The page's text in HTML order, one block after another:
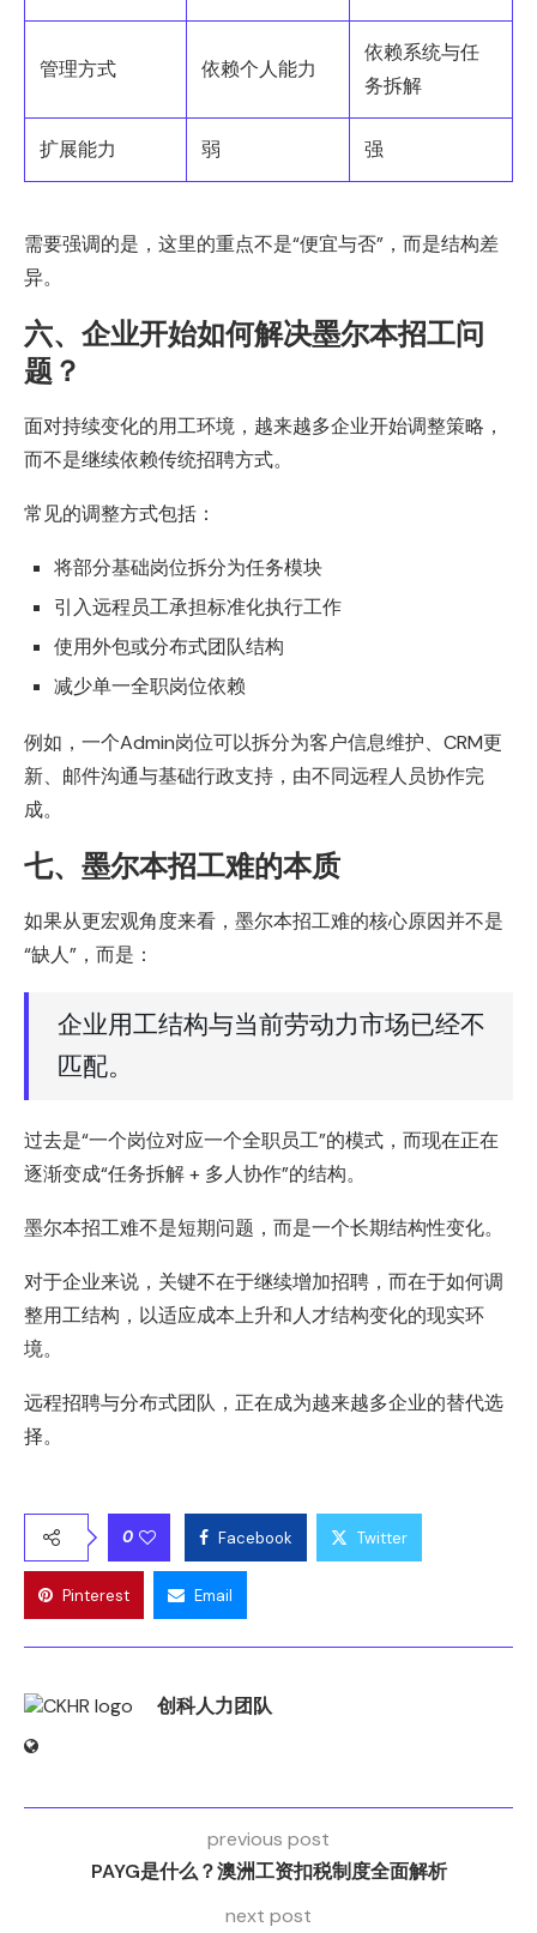
管理方式 依赖个人能力
依赖系统与任
务拆解
扩展能力 弱 强
需要强调的是，这里的重点不是“便宜与否”，而是结构差
异。
六、企业开始如何解决墨尔本招工问
题？
面对持续变化的用工环境，越来越多企业开始调整策略，
而不是继续依赖传统招聘方式。
常见的调整方式包括：
将部分基础岗位拆分为任务模块
引入远程员工承担标准化执行工作
使用外包或分布式团队结构
减少单一全职岗位依赖
例如，一个Admin岗位可以拆分为客户信息维护、CRM更
新、邮件沟通与基础行政支持，由不同远程人员协作完
成。
七、墨尔本招工难的本质
如果从更宏观角度来看，墨尔本招工难的核心原因并不是
“缺人”，而是：
企业用工结构与当前劳动力市场已经不
匹配。
过去是“一个岗位对应一个全职员工”的模式，而现在正在
逐渐变成“任务拆解 + 多人协作”的结构。
墨尔本招工难不是短期问题，而是一个长期结构性变化。
对于企业来说，关键不在于继续增加招聘，而在于如何调
整用工结构，以适应成本上升和人才结构变化的现实环
境。
远程招聘与分布式团队，正在成为越来越多企业的替代选
择。
0 Facebook Twitter
Pinterest Email
创科人力团队
previous post
PAYG是什么？澳洲工资扣税制度全面解析
next post